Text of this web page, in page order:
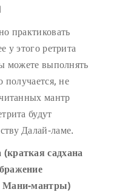
практиковать
у этого ретрита
можете выполнять
получается, не
мантр
будут
Далай-ламе.
садхана
Мани-мантры)